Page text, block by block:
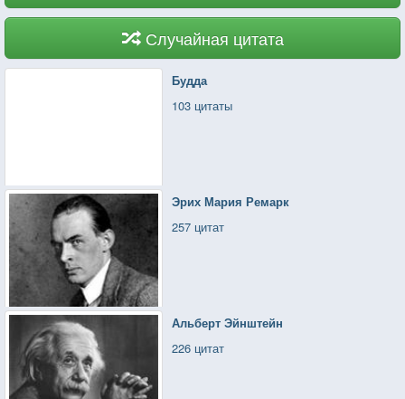
Случайная цитата
Будда
103 цитаты
Эрих Мария Ремарк
257 цитат
Альберт Эйнштейн
226 цитат